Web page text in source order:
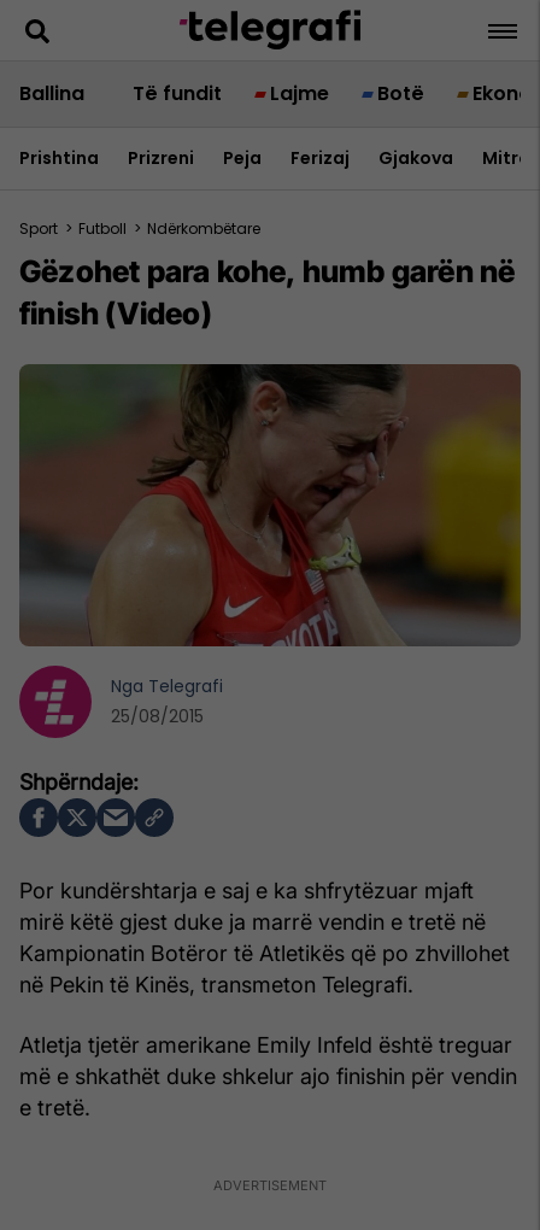
Ballina Të fundit Lajme Botë
Prishtina Prizreni Peja Ferizaj Gjakova
Sport > Futboll > Ndërkombëtare
Gëzohet para kohe, humb garën në
finish (Video)
Por kundërshtarja e saj e ka shfrytëzuar mjaft
mirë këtë gjest duke ja marrë vendin e tretë në
Kampionatin Botëror të Atletikës që po zhvillohet
në Pekin të Kinës, transmeton Telegrafi.
Atletja tjetër amerikane Emily Infeld është treguar
më e shkathët duke shkelur ajo finishin për vendin
e tretë.
Nga Telegrafi
25/08/2015